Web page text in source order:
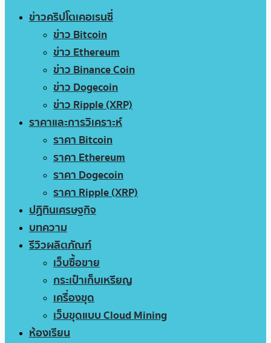
ข่าวคริปโตเคอเรนซี่
ข่าว Bitcoin
ข่าว Ethereum
ข่าว Binance Coin
ข่าว Dogecoin
ข่าว Ripple (XRP)
ราคาและการวิเคราะห์
ราคา Bitcoin
ราคา Ethereum
ราคา Dogecoin
ราคา Ripple (XRP)
ปฏิทินเศรษฐกิจ
บทความ
รีวิวผลิตภัณฑ์
เว็บซื้อขาย
กระเป๋าเก็บเหรียญ
เครื่องขุด
เว็บขุดแบบ Cloud Mining
ห้องเรียน